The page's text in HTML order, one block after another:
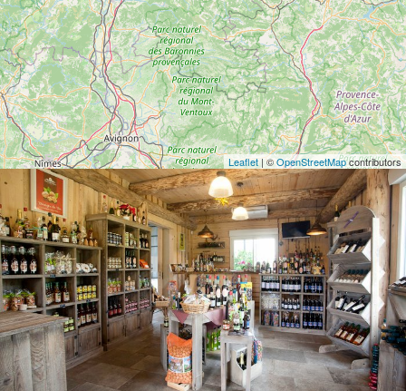
Leaflet| ©OpenStreetMapcontributors